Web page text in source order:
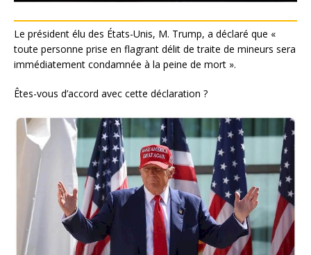
Le président élu des États-Unis, M. Trump, a déclaré que «
toute personne prise en flagrant délit de traite de mineurs sera
immédiatement condamnée à la peine de mort ».
Êtes-vous d’accord avec cette déclaration ?